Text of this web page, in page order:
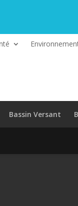
Bassin Versant